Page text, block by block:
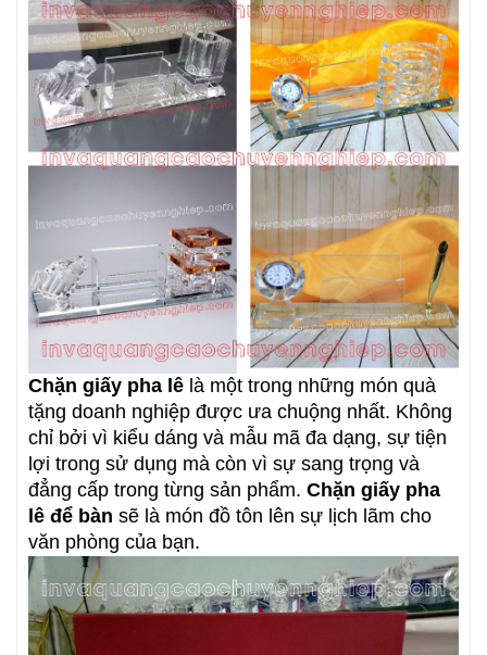
Chặn giấy pha lê là một trong những món quà
tặng doanh nghiệp được ưa chuộng nhất. Không
chỉ bởi vì kiểu dáng và mẫu mã đa dạng, sự tiện
lợi trong sử dụng mà còn vì sự sang trọng và
đẳng cấp trong từng sản phẩm. Chặn giấy pha
lê để bàn sẽ là món đồ tôn lên sự lịch lãm cho
văn phòng của bạn.